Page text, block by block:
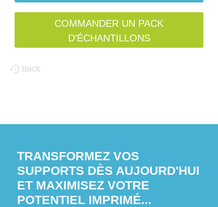
COMMANDER UN PACK
D'ÉCHANTILLONS
back
TRANSFORMEZ VOS
SUPPORTS DÈS AUJOURD'HUI
ET MAXIMISEZ VOTRE
POTENTIEL IMPRIMÉ...